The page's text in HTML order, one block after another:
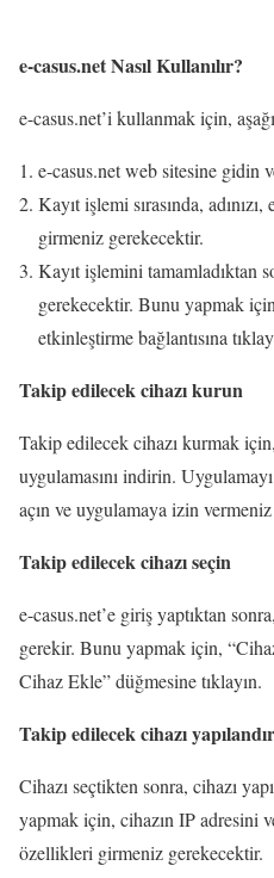
e-casus.net Nasıl Kullanılır?
e-casus.net’i kullanmak için,
e-casus.net web sitesine gidin
Kayıt işlemi sırasında,
girmeniz gerekecektir.
Kayıt işlemini tamamladıktan
gerekecektir. Bunu yapmak
etkinleştirme bağlantısına
Takip edilecek cihazı kurun
Takip edilecek cihazı kurmak
uygulamasını indirin.
açın ve uygulamaya izin
Takip edilecek cihazı seçin
e-casus.net’e giriş yaptıktan
gerekir. Bunu yapmak için,
Cihaz Ekle” düğmesine tıklayın.
Takip edilecek cihazı
Cihazı seçtikten sonra, cihazı
yapmak için, cihazın IP adresini
özellikleri girmeniz gerekecektir.